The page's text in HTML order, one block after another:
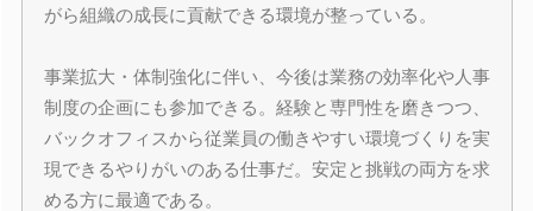
がら組織の成長に貢献できる環境が整っている。
事業拡大・体制強化に伴い、今後は業務の効率化や人事
制度の企画にも参加できる。経験と専門性を磨きつつ、
バックオフィスから従業員の働きやすい環境づくりを実
現できるやりがいのある仕事だ。安定と挑戦の両方を求
める方に最適である。